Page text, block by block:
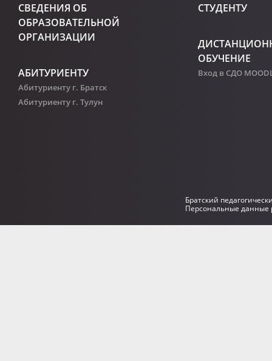
СВЕДЕНИЯ ОБ
ОБРАЗОВАТЕЛЬНОЙ
ОРГАНИЗАЦИИ
АБИТУРИЕНТУ
Абитуриенту г. Братск
Абитуриенту г. Тулун
СТУДЕНТУ
ОБУЧЕНИЕ
Вход в СДО
Братский
Персональные данные